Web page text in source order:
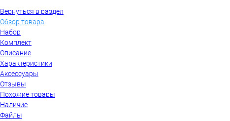
Вернуться в раздел
Обзор товара
Набор
Комплект
Описание
Характеристики
Аксессуары
Отзывы
Похожие товары
Наличие
Файлы